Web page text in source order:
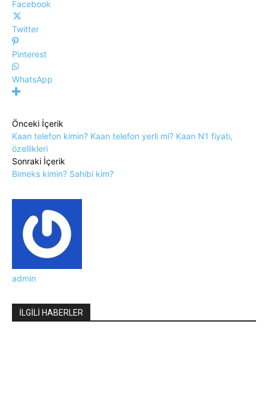
Facebook
Twitter
Pinterest
WhatsApp
Önceki İçerik
Kaan telefon kimin? Kaan telefon yerli mi? Kaan N1 fiyatı,
özellikleri
Sonraki İçerik
Bimeks kimin? Sahibi kim?
admin
İLGİLİ HABERLER